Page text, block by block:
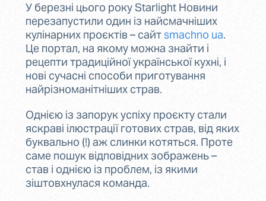
У березні цього року Starlight Новини
перезапустили один із найсмачніших
кулінарних проєктів – сайтsmachno ua.
Це портал, на якому можна знайти і
рецепти традиційної української кухні, і
нові сучасні способи приготування
найрізноманітніших страв.
Однією із запорук успіху проєкту стали
яскраві ілюстрації готових страв, від яких
буквально (!) аж слинки котяться. Проте
саме пошук відповідних зображень –
став і однією із проблем, із якими
зіштовхнулася команда.